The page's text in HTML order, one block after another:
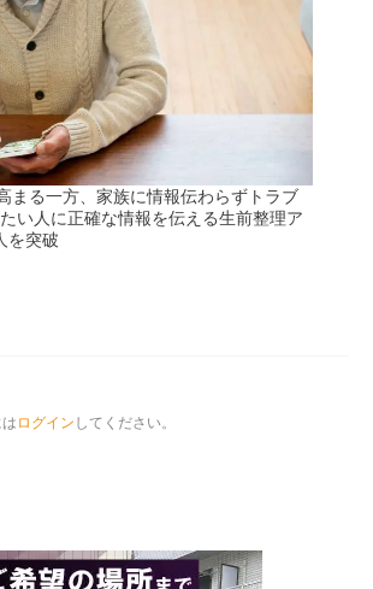
まる一方、家族に情報伝わらずトラブ
い人に正確な情報を伝える生前整理ア
を突破
ログイン してください。